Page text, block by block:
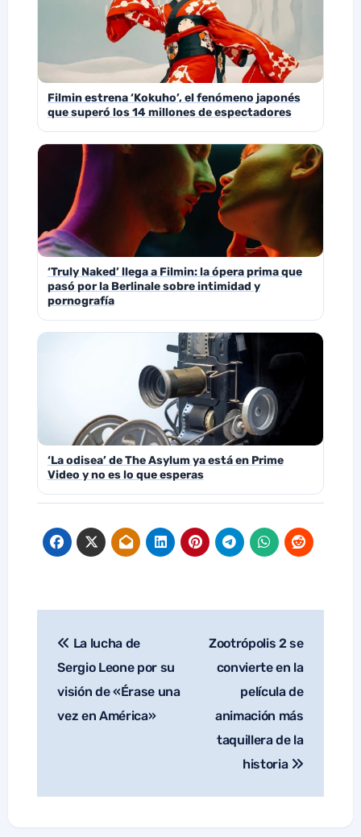
Filmin estrena ‘Kokuho’, el fenómeno japonés
que superó los 14 millones de espectadores
‘Truly Naked’ llega a Filmin: la ópera prima que
pasó por la Berlinale sobre intimidad y
pornografía
‘La odisea’ de The Asylum ya está en Prime
Video y no es lo que esperas
Navegación
de
entradas
La lucha de
Sergio Leone por su
visión de «Érase una
vez en América»
Zootrópolis 2 se
convierte en la
película de
animación más
taquillera de la
historia